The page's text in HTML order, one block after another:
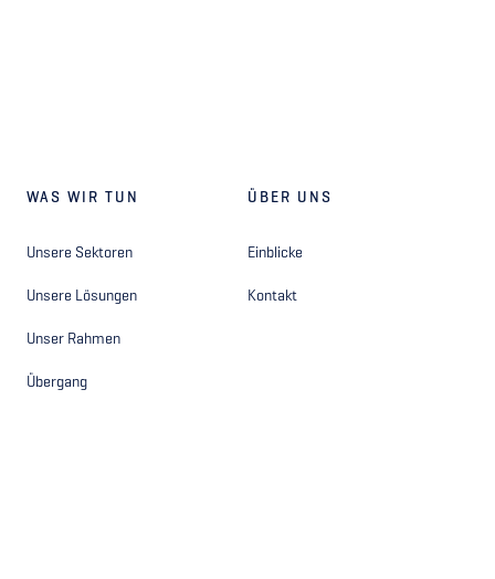
WAS WIR TUN
Unsere Sektoren
Unsere Lösungen
Unser Rahmen
Übergang
ÜBER UNS
Einblicke
Kontakt